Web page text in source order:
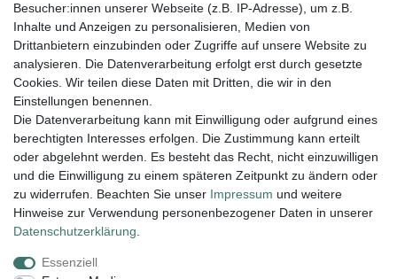
14,45 € *
In den Warenkorb
*inkl. ges. MwSt. zzgl.Versandkosten
Lieferung und Versand
Impressum Daten­schutz­erklärung AGB
Widerrufs­recht
Besucher:innen unserer Webseite (z.B. IP-Adresse), um z.B.
Inhalte und Anzeigen zu personalisieren, Medien von
Drittanbietern einzubinden oder Zugriffe auf unsere Website zu
analysieren. Die Datenverarbeitung erfolgt erst durch gesetzte
Cookies. Wir teilen diese Daten mit Dritten, die wir in den
Einstellungen benennen.
Die Datenverarbeitung kann mit Einwilligung oder aufgrund eines
berechtigten Interesses erfolgen. Die Zustimmung kann erteilt
oder abgelehnt werden. Es besteht das Recht, nicht einzuwilligen
und die Einwilligung zu einem späteren Zeitpunkt zu ändern oder
zu widerrufen. Beachten Sie unser Impressum und weitere
Hinweise zur Verwendung personenbezogener Daten in unserer
Daten­schutz­erklärung
Essenziell